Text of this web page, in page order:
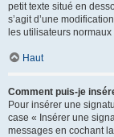
petit texte situé en
s’agit d’une
les utilisateurs
Haut
Comment puis-je
Pour insérer une
case « Insérer une
messages en cochant